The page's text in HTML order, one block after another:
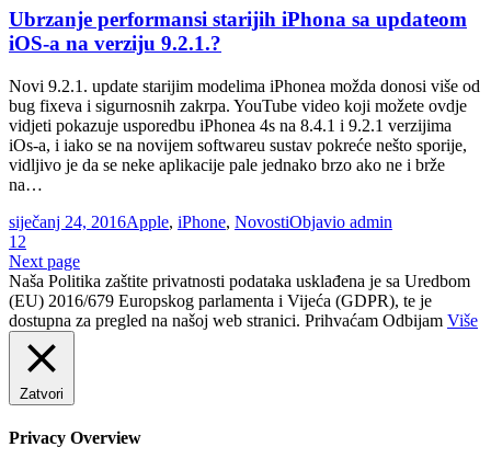
Ubrzanje performansi starijih iPhona sa updateom
iOS-a na verziju 9.2.1.?
Novi 9.2.1. update starijim modelima iPhonea možda donosi više od
bug fixeva i sigurnosnih zakrpa. YouTube video koji možete ovdje
vidjeti pokazuje usporedbu iPhonea 4s na 8.4.1 i 9.2.1 verzijima
iOs-a, i iako se na novijem softwareu sustav pokreće nešto sporije,
vidljivo je da se neke aplikacije pale jednako brzo ako ne i brže
na…
siječanj 24, 2016Apple, iPhone, NovostiObjavio admin
1 2
Next page
Naša Politika zaštite privatnosti podataka usklađena je sa Uredbom
(EU) 2016/679 Europskog parlamenta i Vijeća (GDPR), te je
dostupna za pregled na našoj web stranici. Prihvaćam Odbijam Više
Zatvori
Privacy Overview